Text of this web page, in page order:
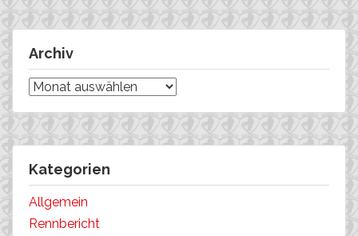
Archiv
Archiv
Kategorien
Allgemein
Rennbericht